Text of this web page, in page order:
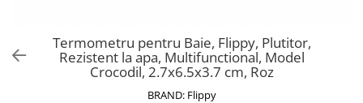
Motoburghie si accesorii
Accesorii motoburghie
Termometru pentru Baie, Flippy, Plutitor,
Rezistent la apa, Multifunctional, Model
Crocodil, 2.7x6.5x3.7 cm, Roz
BRAND: Flippy